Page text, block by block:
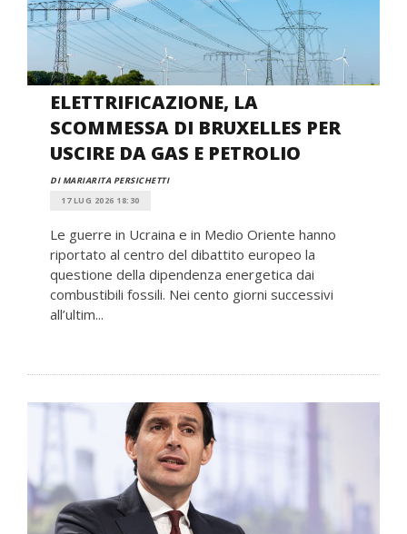
ELETTRIFICAZIONE, LA
SCOMMESSA DI BRUXELLES PER
USCIRE DA GAS E PETROLIO
DI MARIARITA PERSICHETTI
17 LUG 2026 18:30
Le guerre in Ucraina e in Medio Oriente hanno
riportato al centro del dibattito europeo la
questione della dipendenza energetica dai
combustibili fossili. Nei cento giorni successivi
all’ultim...